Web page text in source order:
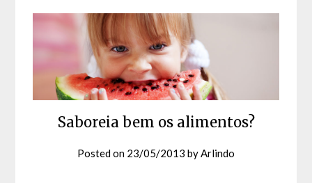
Saboreia bem os alimentos?
Posted on 23/05/2013 byArlindo